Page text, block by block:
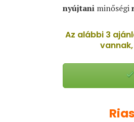
nyújtani minőségi
Az alábbi 3
vannak,